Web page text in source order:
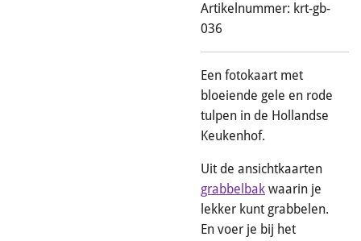
Artikelnummer: krt-gb-
036
Een fotokaart met
bloeiende gele en rode
tulpen in de Hollandse
Keukenhof.
Uit de ansichtkaarten
grabbelbak waarin je
lekker kunt grabbelen.
En voer je bij het